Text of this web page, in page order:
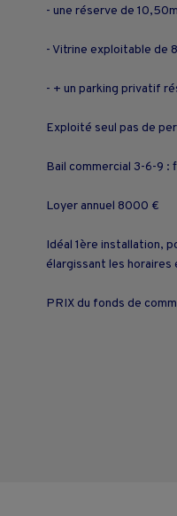
- une réserve de
- Vitrine exploitable de
- + un parking privatif
Exploité seul pas de
Bail commercial 3-6-9 :
Loyer annuel 8000 €
Idéal 1ère installation,
élargissant les horaires
PRIX du fonds de